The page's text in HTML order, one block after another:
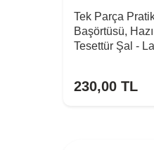
Tek Parça
Başörtüsü,
Tesettür Şal -
230,00 TL